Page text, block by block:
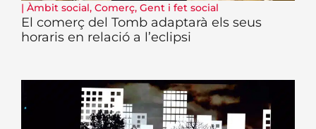
| Àmbit social, Comerç, Gent i fet social
El comerç del Tomb adaptarà els seus
horaris en relació a l’eclipsi